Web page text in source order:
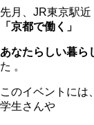
先月、JR東京駅近
「京都で働く」
あなたらしい暮ら
た 。
このイベントには
学生さんや